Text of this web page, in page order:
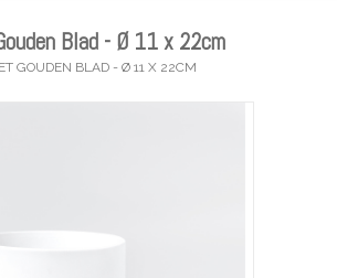
Blad - Ø 11 x 22cm
GOUDEN BLAD - Ø 11 X 22CM